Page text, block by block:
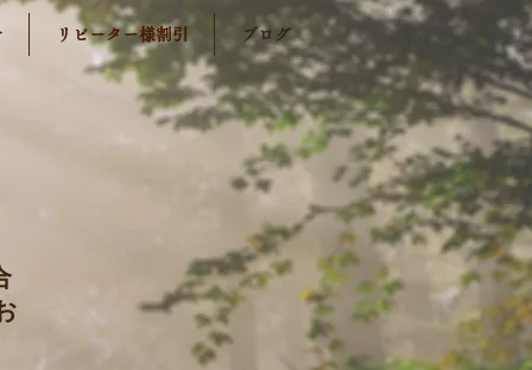
リピーター様割引 ブログ